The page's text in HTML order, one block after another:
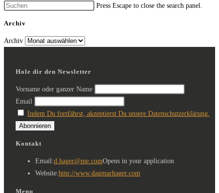
Press Escape to close the search panel.
Archiv
Archiv
Hole dir den Newsletter
Vorname oder ganzer Name
Email
Indem Du fortfährst, akzeptierst Du unsere Datenschutzerklärung.
Kontakt
Email:d.hager@me.comOpens in your application
Website:http://www.dagmarhager.com
Menu